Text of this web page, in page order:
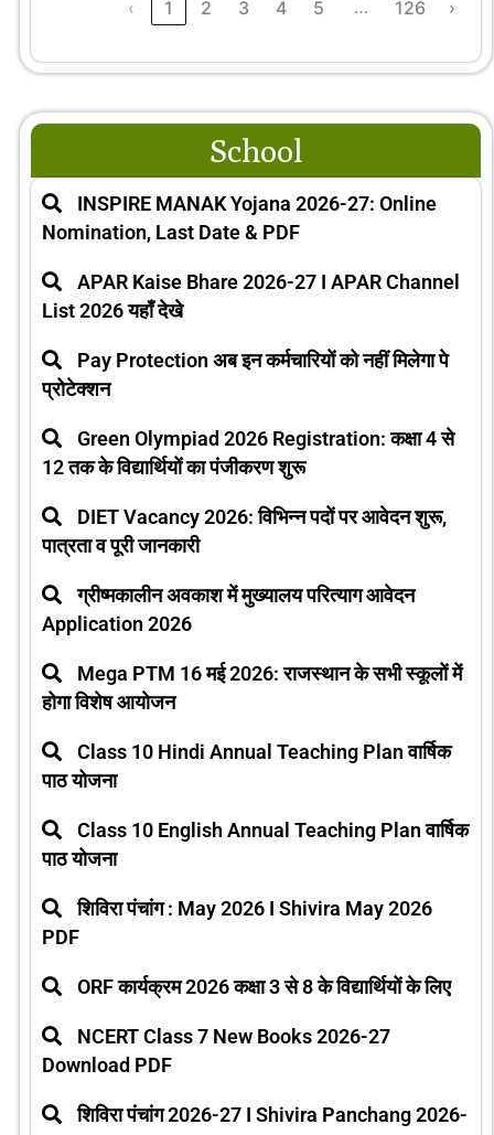
‹ 1 2 3 4 5 … 126 ›
School
INSPIRE MANAK Yojana 2026-27: Online
Nomination, Last Date & PDF
APAR Kaise Bhare 2026-27 I APAR Channel
List 2026 यहाँ देखे
Pay Protection अब इन कर्मचारियों को नहीं मिलेगा पे
प्रोटेक्शन
Green Olympiad 2026 Registration: कक्षा 4 से
12 तक के विद्यार्थियों का पंजीकरण शुरू
DIET Vacancy 2026: विभिन्न पदों पर आवेदन शुरू,
पात्रता व पूरी जानकारी
ग्रीष्मकालीन अवकाश में मुख्यालय परित्याग आवेदन
Application 2026
Mega PTM 16 मई 2026: राजस्थान के सभी स्कूलों में
होगा विशेष आयोजन
Class 10 Hindi Annual Teaching Plan वार्षिक
पाठ योजना
Class 10 English Annual Teaching Plan वार्षिक
पाठ योजना
शिविरा पंचांग : May 2026 I Shivira May 2026
PDF
ORF कार्यक्रम 2026 कक्षा 3 से 8 के विद्यार्थियों के लिए
NCERT Class 7 New Books 2026-27
Download PDF
शिविरा पंचांग 2026-27 I Shivira Panchang 2026-